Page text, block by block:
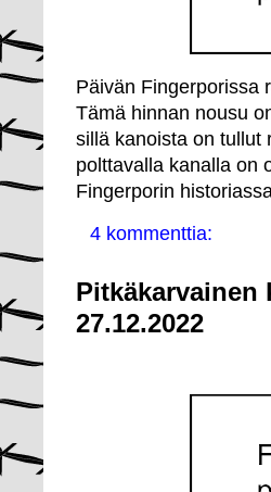
Päivän Fingerporissa
Tämä hinnan nousu
sillä kanoista on tullut
polttavalla kanalla on
Fingerporin
4 kommenttia:
Pitkäkarvainen
27.12.2022